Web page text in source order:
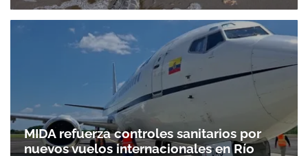
MIDA refuerza controles sanitarios por
nuevos vuelos internacionales en Río